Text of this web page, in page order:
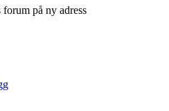
på ny adress